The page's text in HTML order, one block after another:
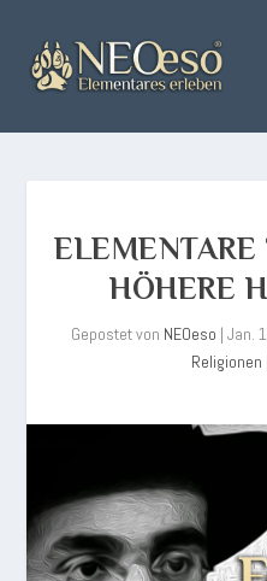
HÖHERE
Gepostet von NEOeso | Jan.
Religionen